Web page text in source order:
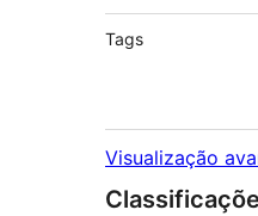
Tags
Visualização